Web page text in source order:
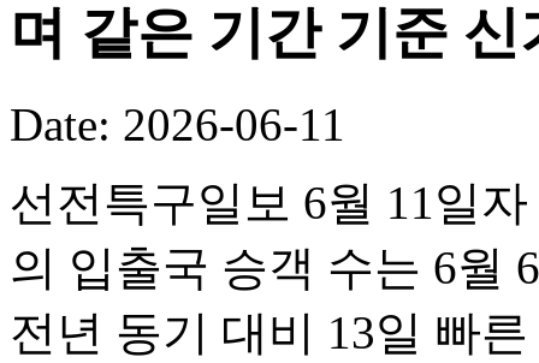
며 같은 기간 기준
Date: 2026-06-11
선전특구일보 6월 11일
의 입출국 승객 수는 6월
전년 동기 대비 13일 빠